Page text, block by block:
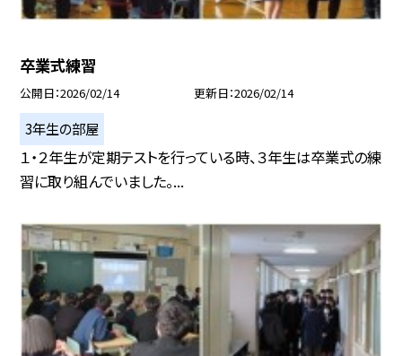
卒業式練習
公開日 2026/02/14 更新日 2026/02/14
3年生の部屋
１・２年生が定期テストを行っている時、３年生は卒業式の練
習に取り組んでいました。...